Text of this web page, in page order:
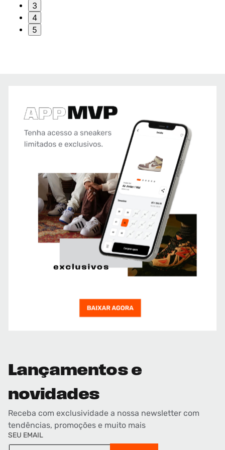
3
4
5
Lançamentos e
novidades
Receba com exclusividade a nossa newsletter com
tendências, promoções e muito mais
SEU EMAIL